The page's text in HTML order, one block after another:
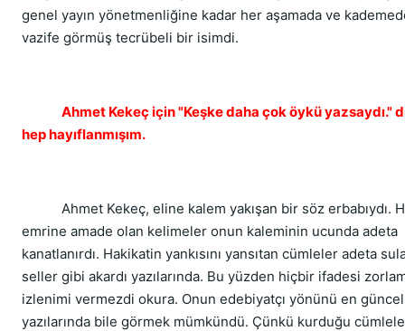
genel yayın yönetmenliğine kadar her aşamada ve
vazife görmüş tecrübeli bir isimdi.
Ahmet Kekeç için "Keşke daha çok öykü yazsaydı."
hep hayıflanmışım.
Ahmet Kekeç, eline kalem yakışan bir söz erbabıydı.
emrine amade olan kelimeler onun kaleminin ucunda adeta
kanatlanırdı. Hakikatin yankısını yansıtan cümleler adeta
seller gibi akardı yazılarında. Bu yüzden hiçbir ifadesi
izlenimi vermezdi okura. Onun edebiyatçı yönünü en güncel
yazılarında bile görmek mümkündü. Çünkü kurduğu